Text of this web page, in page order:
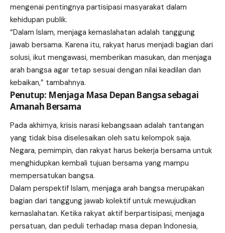
mengenai pentingnya partisipasi masyarakat dalam
kehidupan publik.
“Dalam Islam, menjaga kemaslahatan adalah tanggung
jawab bersama. Karena itu, rakyat harus menjadi bagian dari
solusi, ikut mengawasi, memberikan masukan, dan menjaga
arah bangsa agar tetap sesuai dengan nilai keadilan dan
kebaikan,” tambahnya.
Penutup: Menjaga Masa Depan Bangsa sebagai
Amanah Bersama
Pada akhirnya, krisis narasi kebangsaan adalah tantangan
yang tidak bisa diselesaikan oleh satu kelompok saja.
Negara, pemimpin, dan rakyat harus bekerja bersama untuk
menghidupkan kembali tujuan bersama yang mampu
mempersatukan bangsa.
Dalam perspektif Islam, menjaga arah bangsa merupakan
bagian dari tanggung jawab kolektif untuk mewujudkan
kemaslahatan. Ketika rakyat aktif berpartisipasi, menjaga
persatuan, dan peduli terhadap masa depan Indonesia,